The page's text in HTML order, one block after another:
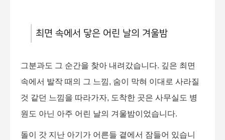
최면 속에서 닿은 어린 날의 겨울밤
그분과도 그 순간을 찾아 내려갔습니다. 깊은 최면
속에서 발작 때의 그 느낌, 숨이 막혀 이대로 사라질
것 같던 느낌을 따라가자, 도착한 곳은 사무실도 병
원도 아닌 아주 어린 날의 겨울밤이었습니다.
돌이 갓 지난 아기가 어른들 곁에서 잠들어 있습니